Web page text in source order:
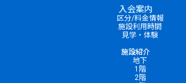
入会案内
区分/料金情報
施設利用時間
見学・体験
施設紹介
地下
1階
2階